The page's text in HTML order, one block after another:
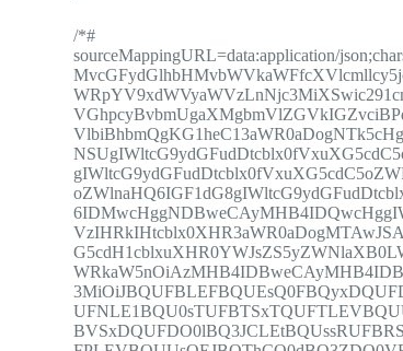
/*#
sourceMappingURL=data:application/